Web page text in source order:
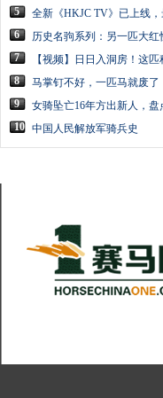
5
全新《HKJC TV》已上线
6
历史名驹系列：另一匹大红
7
【视频】日日入洞房！这
8
马掌钉不好，一匹马就废了
9
女骑坠亡16年方出新人，盘
10 中国人民解放军骑兵史